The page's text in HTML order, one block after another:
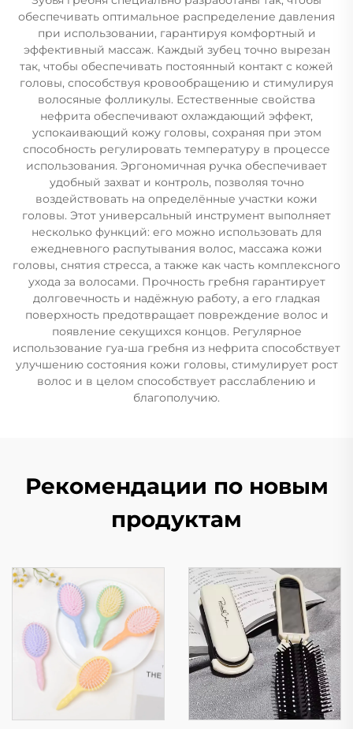
обеспечивать оптимальное распределение давления
при использовании, гарантируя комфортный и
эффективный массаж. Каждый зубец точно вырезан
так, чтобы обеспечивать постоянный контакт с кожей
головы, способствуя кровообращению и стимулируя
волосяные фолликулы. Естественные свойства
нефрита обеспечивают охлаждающий эффект,
успокаивающий кожу головы, сохраняя при этом
способность регулировать температуру в процессе
использования. Эргономичная ручка обеспечивает
удобный захват и контроль, позволяя точно
воздействовать на определённые участки кожи
головы. Этот универсальный инструмент выполняет
несколько функций: его можно использовать для
ежедневного распутывания волос, массажа кожи
головы, снятия стресса, а также как часть комплексного
ухода за волосами. Прочность гребня гарантирует
долговечность и надёжную работу, а его гладкая
поверхность предотвращает повреждение волос и
появление секущихся концов. Регулярное
использование гуа-ша гребня из нефрита способствует
улучшению состояния кожи головы, стимулирует рост
волос и в целом способствует расслаблению и
благополучию.
Рекомендации по новым
продуктам